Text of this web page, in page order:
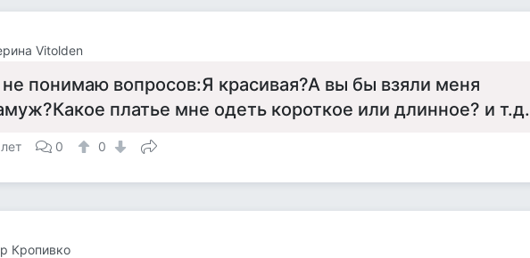
Vitolden
понимаю вопросов:Я красивая?А вы бы взяли меня
платье мне одеть короткое или длинное? и т.д.
0 0
Кропивко